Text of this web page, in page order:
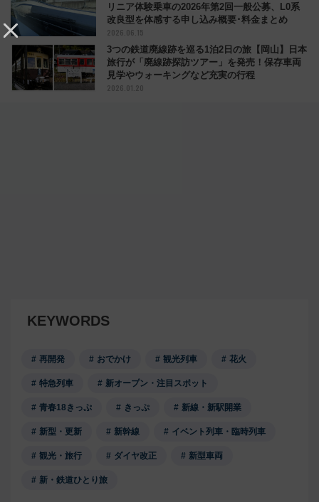
リニア体験乗車の2026年第2回一般公募、L0系
改良型を体感する申し込み概要･料金まとめ
2026.06.15
3つの鉄道廃線跡を巡る1泊2日の旅【岡山】日本
旅行が「廃線跡探訪ツアー」を発売！保存車両
見学やウォーキングなど充実の行程
2026.01.20
KEYWORDS
再開発 おでかけ 観光列車 花火
特急列車 新オープン・注目スポット
青春18きっぷ きっぷ 新線・新駅開業
新型・更新 新幹線 イベント列車・臨時列車
観光・旅行 ダイヤ改正 新型車両
新・鉄道ひとり旅